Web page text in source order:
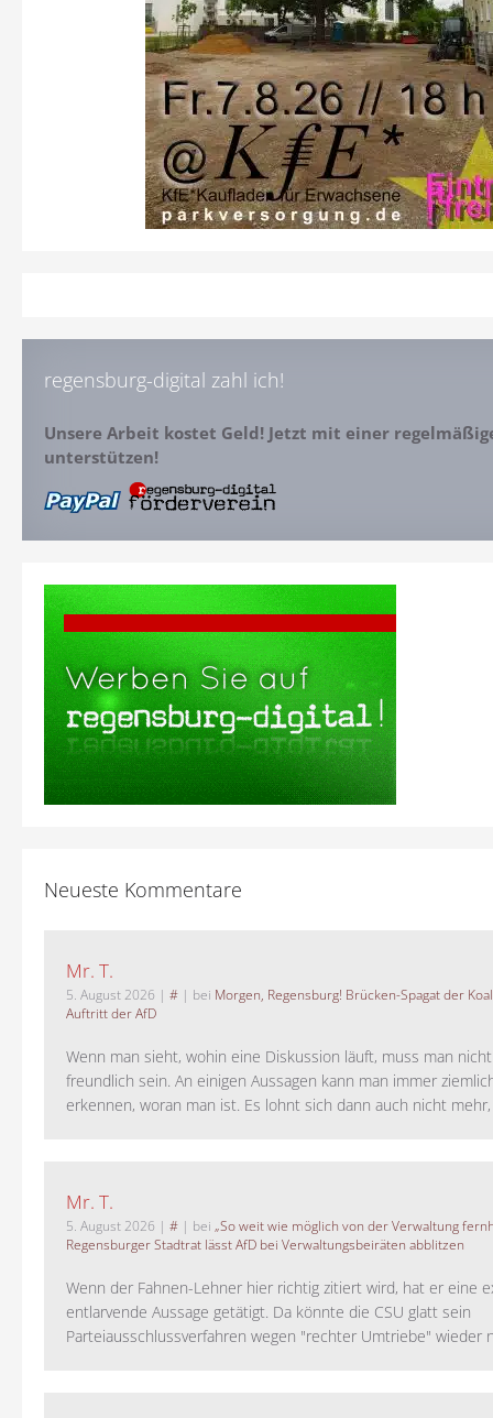
regensburg-digital zahl ich!
Unsere Arbeit kostet Geld! Jetzt mit einer
unterstützen!
Neueste Kommentare
Mr. T.
5. August 2026 | # | bei Morgen, Regensburg! Brücken-Spagat der
Auftritt der AfD
Wenn man sieht, wohin eine Diskussion läuft, muss man
freundlich sein. An einigen Aussagen kann man immer
erkennen, woran man ist. Es lohnt sich dann auch nicht mehr,
Mr. T.
5. August 2026 | # | bei „So weit wie möglich von der Verwaltung
Regensburger Stadtrat lässt AfD bei Verwaltungsbeiräten abblitzen
Wenn der Fahnen-Lehner hier richtig zitiert wird, hat er eine
entlarvende Aussage getätigt. Da könnte die CSU glatt sein
Parteiausschlussverfahren wegen "rechter Umtriebe" wieder